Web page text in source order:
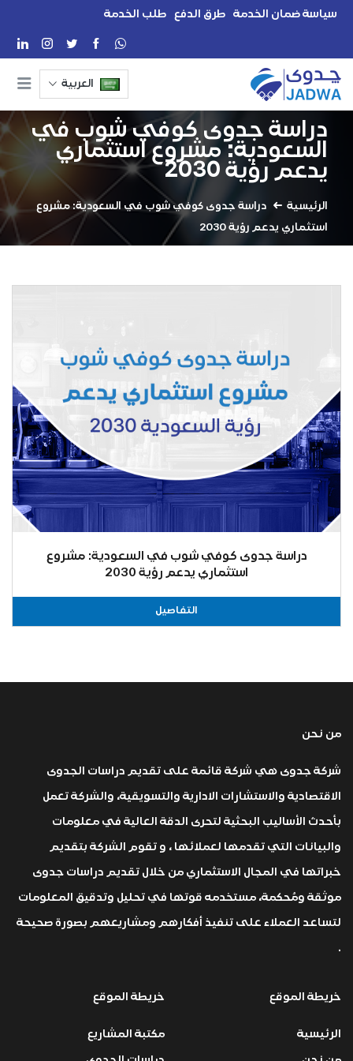
سياسة ضمان الخدمة طرق الدفع طلب الخدمة
العربية
دراسة جدوى كوفي شوب في
السعودية: مشروع استثماري
يدعم رؤية 2030
الرئيسية
دراسة جدوى كوفي شوب في السعودية: مشروع
استثماري يدعم رؤية 2030
دراسة جدوى كوفي شوب في السعودية: مشروع
استثماري يدعم رؤية 2030
التفاصيل
من نحن
شركة جدوى هي شركة قائمة على تقديم دراسات الجدوى
الاقتصادية والاستشارات الادارية والتسويقية، والشركة تعمل
بأحدث الأساليب البحثية لتحرى الدقة العالية في معلومات
والبيانات التي تقدمها لعملائها ، و تقوم الشركة بتقديم
خبراتها في المجال الاستثماري من خلال تقديم دراسات جدوى
موثقة ومُحكمة، مستخدمه قوتها في تحليل وتدقيق المعلومات
لتساعد العملاء على تنفيذ أفكارهم ومشاريعهم بصورة صحيحة
.
خريطة الموقع
الرئيسية
خريطة الموقع
مكتبة المشاريع